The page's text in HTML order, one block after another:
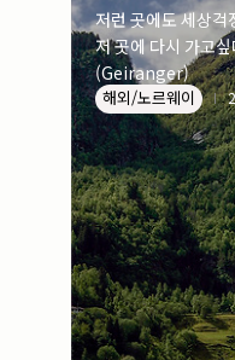
저런 곳에도 세상
저 곳에 다시 가고
(Geiranger)
해외/노르웨이